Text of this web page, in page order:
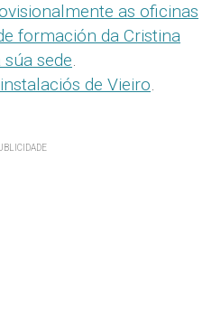
as oficinas
formación da Cristina
sede.
de Vieiro.